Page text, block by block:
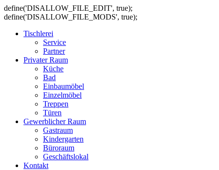
define('DISALLOW_FILE_EDIT', true);
define('DISALLOW_FILE_MODS', true);
Tischlerei
Service
Partner
Privater Raum
Küche
Bad
Einbaumöbel
Einzelmöbel
Treppen
Türen
Gewerblicher Raum
Gastraum
Kindergarten
Büroraum
Geschäftslokal
Kontakt